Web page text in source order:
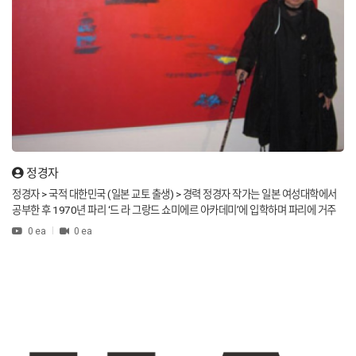
sought new visions for Korean contemporary dance—forming Mover, a creativ
e collective for collaboration, experimentation, and the breaking of boundarie
s. His dual experience in street and contemporary dance represents the layere
d identity of Korean dance culture and offers a new lens for interpreting “K-Mo
vement” or “K-Dance” globally. He can be introduced as “a boundary-crossing
explorer of Korean dance,” with interview or video content focusing on move
ment, identity, cultural contrast, and the everyday life of a dancer. 김설진은 제
주 출신으로 스트리트 댄스와 비보잉 배경을 거쳐 현대무용의 세계에 입문한 다채로
운 이력을 지닌 안무가이자 무용가입니다. 그의 무대는 단순한 몸짓을 넘어서 ‘움직
는 작업을 통해 관객에게 강렬한 경험을 남깁니다. 예컨대 그는 비보이단과 함께 30
분간 비보잉 기반으로 현대무용적 구조를 구성한 작품 <신포니아>에서 “댄서들이
풍경이 되었다”고 말한 바 있습니다. 그의 예술적 모토는 ‘움직임에서 왜 이렇게 되었
왜 나왔는지를 탐구하며, 춤이 미(美)만을 위한 것이 아니라 존재·관계·시간을 담아
라는 두 축을 넘나드는 그의 경력은 ‘한국 춤 문화’의 이중적인 면모를 보여주며, 특히
정경자
정경자 > 국적 대한민국 (일본 교토 출생) > 경력 정경자 작가는 일본 여성대학에서
공부한 후 1970년 파리 ‘드 라 그랑드 쇼미에르 아카데미’에 입학하며 파리에 거주
하기 시작했습니다. 30여 년 동안 주로 일본과 프랑스에서 활동을 이어갔으며, 199
로 빠져들게 하여 시인의 마음이나 음악가의 감성을 품을 수 있도록 유도하는 ‘색채
0 ea 0 ea